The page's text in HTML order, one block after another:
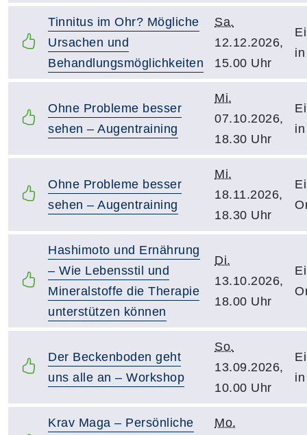
Tinnitus im Ohr? Mögliche
Ursachen und
Behandlungsmöglichkeiten
Sa.
12.12.2026,
15.00 Uhr
Ohne Probleme besser
sehen – Augentraining
Mi.
07.10.2026,
18.30 Uhr
Ohne Probleme besser
sehen – Augentraining
Mi.
18.11.2026,
18.30 Uhr
Hashimoto und Ernährung
– Wie Lebensstil und
Mineralstoffe die Therapie
unterstützen können
Di.
13.10.2026,
18.00 Uhr
Der Beckenboden geht
uns alle an – Workshop
So.
13.09.2026,
10.00 Uhr
Krav Maga – Persönliche
Mo.